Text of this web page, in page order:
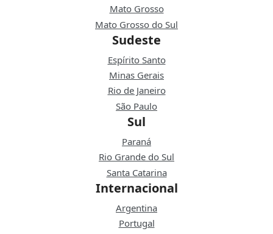
Mato Grosso
Mato Grosso do Sul
Sudeste
Espírito Santo
Minas Gerais
Rio de Janeiro
São Paulo
Sul
Paraná
Rio Grande do Sul
Santa Catarina
Internacional
Argentina
Portugal